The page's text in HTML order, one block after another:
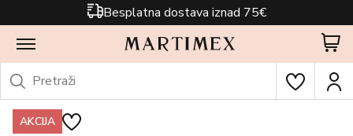
Besplatna dostava iznad 75€
AKCIJA